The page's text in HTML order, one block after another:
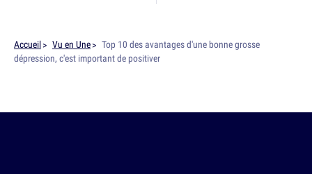
Accueil Vu en Une
Top 10 des avantages d'une bonne grosse
dépression, c'est important de positiver